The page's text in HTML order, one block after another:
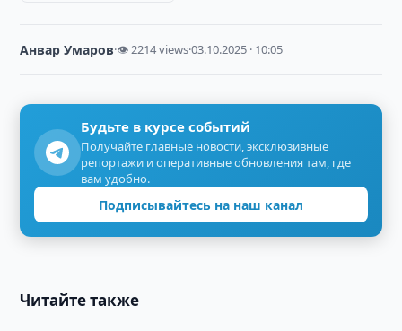
Анвар Умаров·👁 2214 views·03.10.2025 · 10:05
Будьте в курсе событий
Получайте главные новости, эксклюзивные
репортажи и оперативные обновления там, где
вам удобно.
Подписывайтесь на наш канал
Читайте также